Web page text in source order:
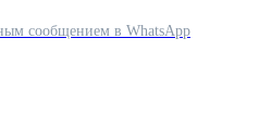
сообщением в WhatsApp